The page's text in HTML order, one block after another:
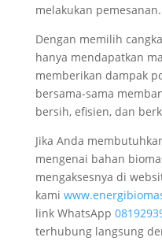
melakukan pemesanan.
Dengan memilih
hanya mendapatkan
memberikan dampak
bersama-sama
bersih, efisien, dan
Jika Anda
mengenai bahan
mengaksesnya di
kami
link WhatsApp
terhubung langsung